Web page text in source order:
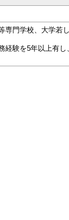
専門学校、大学若
経験を5年以上有し